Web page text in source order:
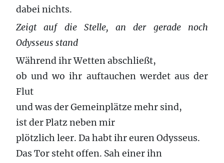
dabei nichts.
Zeigt auf die Stelle, an der gerade noch
Odysseus stand
Während ihr Wetten abschließt,
ob und wo ihr auftauchen werdet aus der
Flut
und was der Gemeinplätze mehr sind,
ist der Platz neben mir
plötzlich leer. Da habt ihr euren Odysseus.
Das Tor steht offen. Sah einer ihn